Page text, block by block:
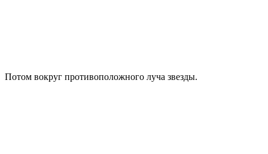
Потом вокруг противоположного луча звезды.